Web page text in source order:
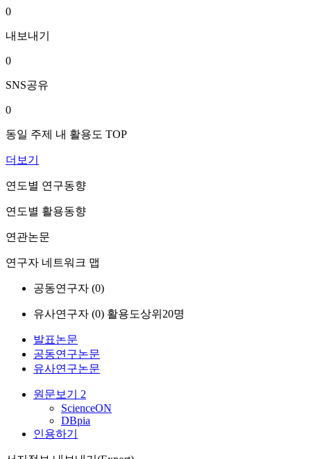
0
내보내기
0
SNS공유
0
동일 주제 내 활용도 TOP
더보기
연도별 연구동향
연도별 활용동향
연관논문
연구자 네트워크 맵
공동연구자 (0)
유사연구자 (0) 활용도상위20명
발표논문
공동연구논문
유사연구논문
원문보기 2
ScienceON
DBpia
인용하기